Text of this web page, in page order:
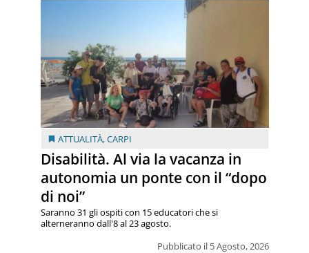
ATTUALITÀ,CARPI
Disabilità. Al via la vacanza in
autonomia un ponte con il “dopo
di noi”
Pubblicato il 5 Agosto, 2026
Saranno 31 gli ospiti con 15 educatori che si
alterneranno dall'8 al 23 agosto.